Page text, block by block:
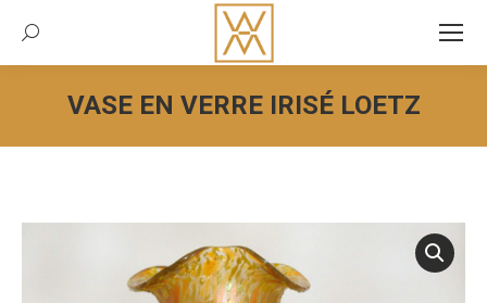
Recherche:
VASE EN VERRE IRISÉ LOETZ
Vous êtes ici :